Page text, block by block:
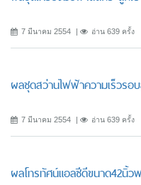
7 มีนาคม 2554 อ่าน 639 ครั้ง
ผลชุดสว่านไฟฟ้าความเร็วรอ
7 มีนาคม 2554 อ่าน 639 ครั้ง
ผลโทรทัศน์แอลซีดีขนาด42นิ้